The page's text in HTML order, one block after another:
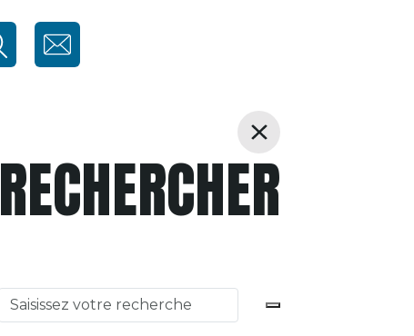
RECHERCHER